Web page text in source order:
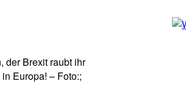
der Brexit raubt ihr
Europa! – Foto:;